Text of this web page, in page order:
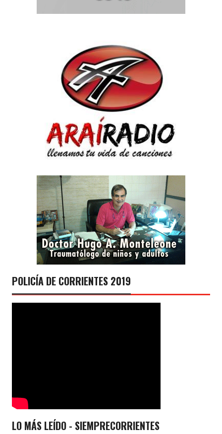
POLICÍA DE CORRIENTES 2019
LO MÁS LEÍDO - SIEMPRECORRIENTES